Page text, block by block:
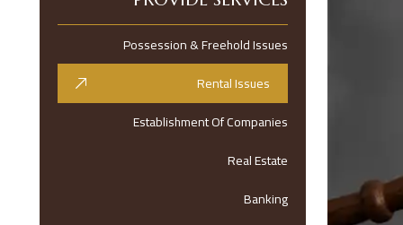
Possession & Freehold Issues
Rental Issues
Establishment Of Companies
Real Estate
Banking